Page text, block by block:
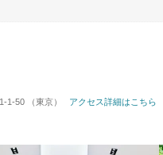
着席：10名 ～ 320名 挙式スタイル: 教
1-50 （東京） アクセス詳細はこちら